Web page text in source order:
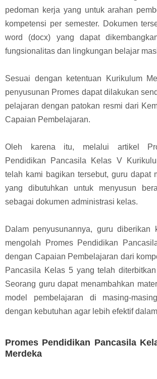
pedoman kerja yang untuk arahan
kompetensi per semester. Dokumen
word (docx) yang dapat
fungsionalitas dan lingkungan belajar
Sesuai dengan ketentuan Kurikulum
penyusunan Promes dapat dilakukan
pelajaran dengan patokan resmi dari
Capaian Pembelajaran.
Oleh karena itu, melalui artikel
Pendidikan Pancasila Kelas V
telah kami bagikan tersebut, guru dapat
yang dibutuhkan untuk menyusun
sebagai dokumen administrasi kelas.
Dalam penyusunannya, guru diberikan
mengolah Promes Pendidikan
dengan Capaian Pembelajaran dari
Pancasila Kelas 5 yang telah
Seorang guru dapat menambahkan
model pembelajaran di masing-
dengan kebutuhan agar lebih efektif
Promes Pendidikan Pancasila
Merdeka